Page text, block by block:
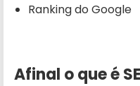
Ranking do Google
Afinal o que é